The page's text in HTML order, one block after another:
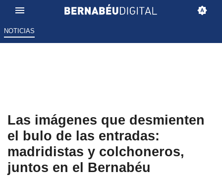
NOTICIAS
Las imágenes que desmienten
el bulo de las entradas:
madridistas y colchoneros,
juntos en el Bernabéu